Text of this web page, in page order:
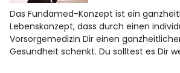
Das Fundamed-Konzept ist ein
Lebenskonzept, dass durch einen
Vorsorgemedizin Dir einen
Gesundheit schenkt. Du solltest es Dir